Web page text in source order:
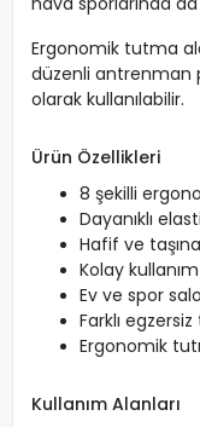
Ergonomik tutma
düzenli antrenman
olarak kullanılabilir.
Ürün Özellikleri
8 şekilli
Dayanıklı
Hafif ve
Kolay kullanım
Ev ve spor
Farklı
Ergonomik
Kullanım Alanları